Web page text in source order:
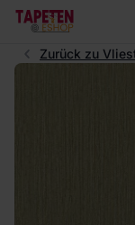
Zurück zu